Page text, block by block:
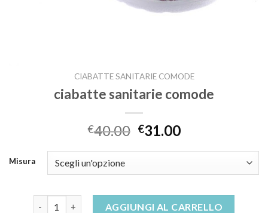
CIABATTE SANITARIE COMODE
ciabatte sanitarie comode
€40.00 €31.00
Misura
AGGIUNGI AL CARRELLO